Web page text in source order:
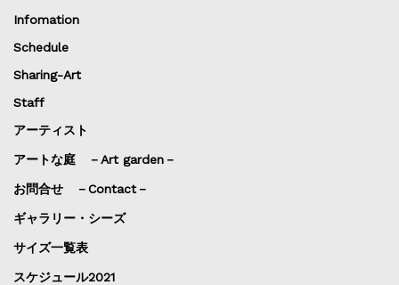
Infomation
Schedule
Sharing-Art
Staff
アーティスト
アートな庭 －Art garden－
お問合せ －Contact－
ギャラリー・シーズ
サイズ一覧表
スケジュール2021